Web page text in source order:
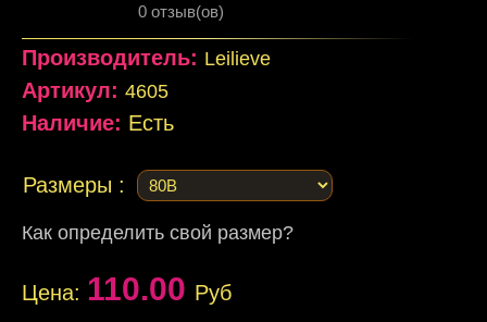
0 отзыв(ов)
Производитель: Leilieve
Артикул: 4605
Наличие: Есть
Размеры :
Как определить свой размер?
Цена: 110.00 Руб